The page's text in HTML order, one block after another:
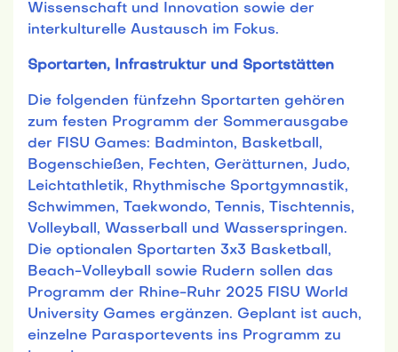
Wissenschaft und Innovation sowie der
interkulturelle Austausch im Fokus.
Sportarten, Infrastruktur und Sportstätten
Die folgenden fünfzehn Sportarten gehören
zum festen Programm der Sommerausgabe
der FISU Games: Badminton, Basketball,
Bogenschießen, Fechten, Gerätturnen, Judo,
Leichtathletik, Rhythmische Sportgymnastik,
Schwimmen, Taekwondo, Tennis, Tischtennis,
Volleyball, Wasserball und Wasserspringen.
Die optionalen Sportarten 3x3 Basketball,
Beach-Volleyball sowie Rudern sollen das
Programm der Rhine-Ruhr 2025 FISU World
University Games ergänzen. Geplant ist auch,
einzelne Parasportevents ins Programm zu